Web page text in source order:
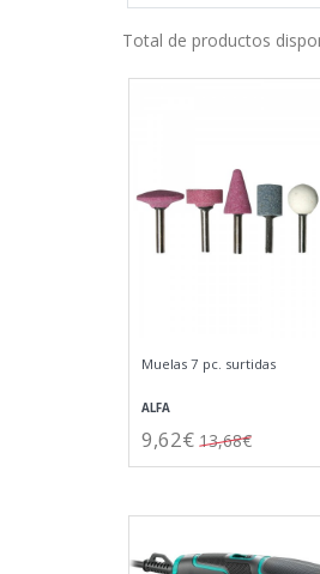
Total de productos
Muelas 7 pc. surtidas
ALFA
9,62€ 13,68€